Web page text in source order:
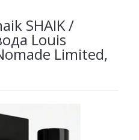
SHAIK /
Louis
Limited,